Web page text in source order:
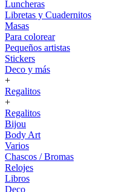
Luncheras
Libretas y Cuadernitos
Masas
Para colorear
Pequeños artistas
Stickers
Deco y más
+
Regalitos
+
Regalitos
Bijou
Body Art
Varios
Chascos / Bromas
Relojes
Libros
Deco